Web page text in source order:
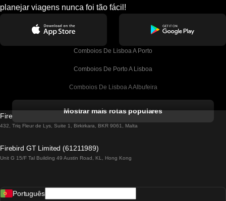
planejar viagens nunca foi tão fácil!
Comboios De Lisboa A Porto
Comboios De Porto A Lisboa
Comboios De Lisboa A Albufeira
Comboios De Lisboa A Lagos
Comboios De Lisboa A Madrid
Mostrar mais rotas populares
Firebird GT Limited (OC 1451)
432, Triq Fleur de Lys, Suite 1, Birkirkara, BKR 9061, Malta
Firebird GT Limited (61211989)
Unit G 15/F Tal Building 49 Austin Road, KL, Hong Kong
Português